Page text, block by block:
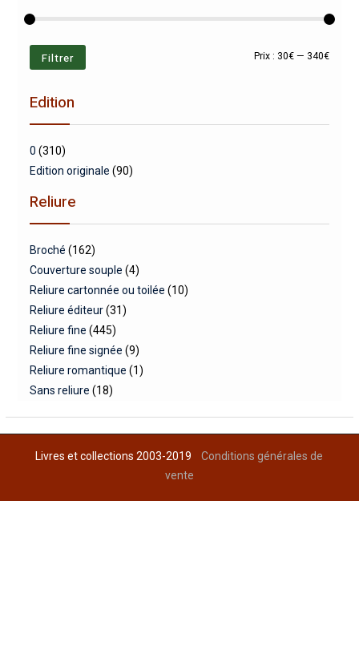
Prix
Prix
Filtrer Prix : 30€ — 340€
Edition
0 (310)
Edition originale (90)
Reliure
Broché (162)
Couverture souple (4)
Reliure cartonnée ou toilée (10)
Reliure éditeur (31)
Reliure fine (445)
Reliure fine signée (9)
Reliure romantique (1)
Sans reliure (18)
Livres et collections 2003-2019Conditions générales de
vente